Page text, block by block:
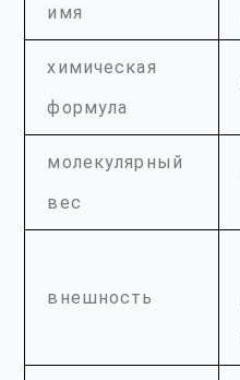
имя
химическая
формула
молекулярный
вес
внешность